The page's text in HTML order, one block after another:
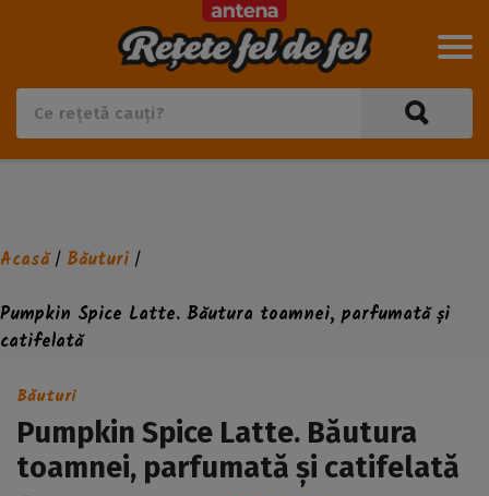
Acasă/ Băuturi /
Pumpkin Spice Latte. Băutura toamnei, parfumată și
catifelată
Băuturi
Pumpkin Spice Latte. Băutura
toamnei, parfumată și catifelată